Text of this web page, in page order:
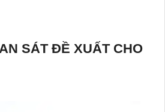
SÁT ĐỀ XUẤT CHO